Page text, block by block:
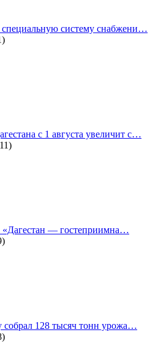
специальную систему снабжени…
с 1 августа увеличит с…
— гостеприимна…
собрал 128 тысяч тонн урожа…